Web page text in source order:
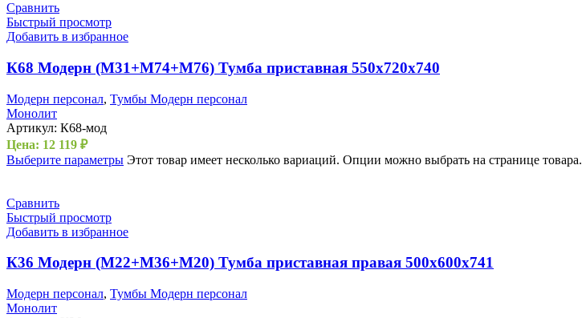
Сравнить
Быстрый просмотр
Добавить в избранное
К68 Модерн (М31+М74+М76) Тумба приставная 550х720х740
Модерн персонал, Тумбы Модерн персонал
Монолит
Артикул: К68-мод
Цена: 12 119 ₽
Выберите параметры Этот товар имеет несколько вариаций. Опции можно выбрать на странице товара.
Сравнить
Быстрый просмотр
Добавить в избранное
К36 Модерн (М22+М36+М20) Тумба приставная правая 500х600х741
Модерн персонал, Тумбы Модерн персонал
Монолит